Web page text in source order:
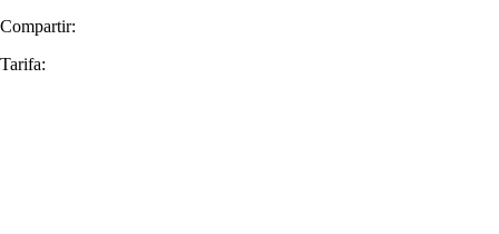
Compartir:
Tarifa: